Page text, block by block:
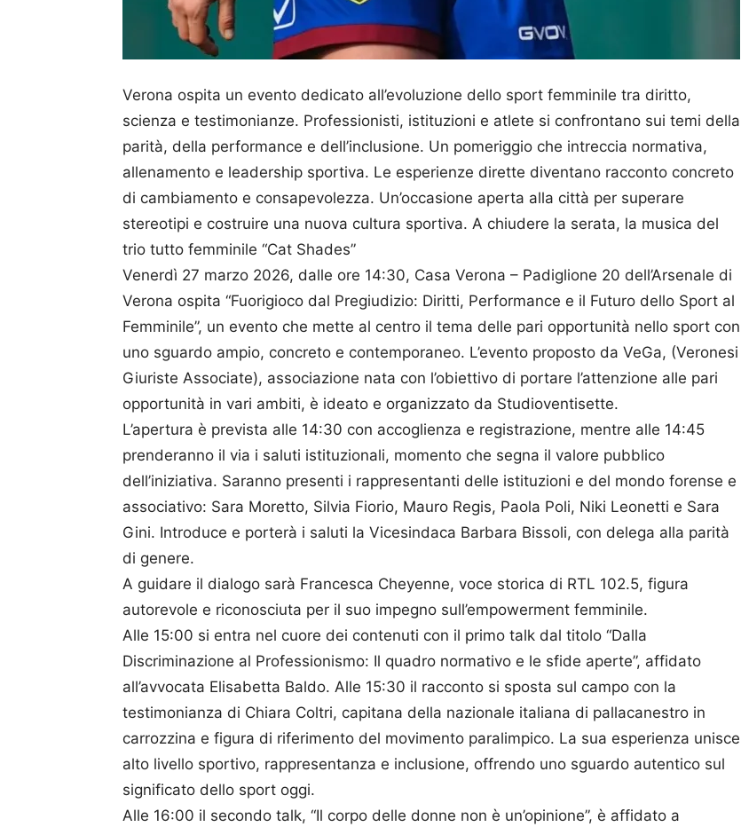
Verona ospita un evento dedicato all’evoluzione dello sport femminile tra diritto,
scienza e testimonianze. Professionisti, istituzioni e atlete si confrontano sui temi della
parità, della performance e dell’inclusione. Un pomeriggio che intreccia normativa,
allenamento e leadership sportiva. Le esperienze dirette diventano racconto concreto
di cambiamento e consapevolezza. Un’occasione aperta alla città per superare
stereotipi e costruire una nuova cultura sportiva. A chiudere la serata, la musica del
trio tutto femminile “Cat Shades”
Venerdì 27 marzo 2026, dalle ore 14:30, Casa Verona – Padiglione 20 dell’Arsenale di
Verona ospita “Fuorigioco dal Pregiudizio: Diritti, Performance e il Futuro dello Sport al
Femminile”, un evento che mette al centro il tema delle pari opportunità nello sport con
uno sguardo ampio, concreto e contemporaneo. L’evento proposto da VeGa, (Veronesi
Giuriste Associate), associazione nata con l’obiettivo di portare l’attenzione alle pari
opportunità in vari ambiti, è ideato e organizzato da Studioventisette.
L’apertura è prevista alle 14:30 con accoglienza e registrazione, mentre alle 14:45
prenderanno il via i saluti istituzionali, momento che segna il valore pubblico
dell’iniziativa. Saranno presenti i rappresentanti delle istituzioni e del mondo forense e
associativo: Sara Moretto, Silvia Fiorio, Mauro Regis, Paola Poli, Niki Leonetti e Sara
Gini. Introduce e porterà i saluti la Vicesindaca Barbara Bissoli, con delega alla parità
di genere.
A guidare il dialogo sarà Francesca Cheyenne, voce storica di RTL 102.5, figura
autorevole e riconosciuta per il suo impegno sull’empowerment femminile.
Alle 15:00 si entra nel cuore dei contenuti con il primo talk dal titolo “Dalla
Discriminazione al Professionismo: Il quadro normativo e le sfide aperte”, affidato
all’avvocata Elisabetta Baldo. Alle 15:30 il racconto si sposta sul campo con la
testimonianza di Chiara Coltri, capitana della nazionale italiana di pallacanestro in
carrozzina e figura di riferimento del movimento paralimpico. La sua esperienza unisce
alto livello sportivo, rappresentanza e inclusione, offrendo uno sguardo autentico sul
significato dello sport oggi.
Alle 16:00 il secondo talk, “Il corpo delle donne non è un’opinione”, è affidato a